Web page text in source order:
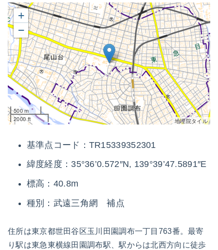
+
−
500 m
2000 ft
地理院タイル
基準点コード：TR15339352301
緯度経度：35°36’0.572″N, 139°39’47.5891″E
標高：40.8m
種別：武遠三角網 補点
住所は東京都世田谷区玉川田園調布一丁目763番。最寄
り駅は東急東横線田園調布駅、駅からは北西方向に徒歩